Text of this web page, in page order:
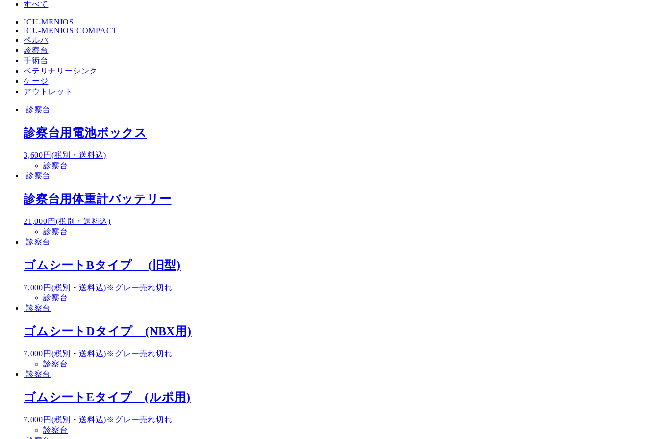
すべて
ICU-MENIOS
ICU-MENIOS COMPACT
ペルパ
診察台
手術台
ベテリナリーシンク
ケージ
アウトレット
診察台
診察台用電池ボックス
3,600円(税別・送料込)
診察台
診察台
診察台用体重計バッテリー
21,000円(税別・送料込)
診察台
診察台
ゴムシートBタイプ (旧型)
7,000円(税別・送料込)※グレー売れ切れ
診察台
診察台
ゴムシートDタイプ (NBX用)
7,000円(税別・送料込)※グレー売れ切れ
診察台
診察台
ゴムシートEタイプ (ルポ用)
7,000円(税別・送料込)※グレー売れ切れ
診察台